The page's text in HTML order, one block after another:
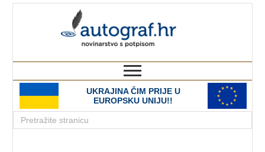
UKRAJINA ČIM PRIJE U
EUROPSKU UNIJU!!